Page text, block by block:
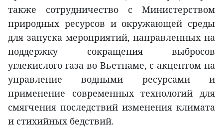
также сотрудничество с Министерством
природных ресурсов и окружающей среды
для запуска мероприятий, направленных на
поддержку сокращения выбросов
углекислого газа во Вьетнаме, с акцентом на
управление водными ресурсами и
применение современных технологий для
смягчения последствий изменения климата
и стихийных бедствий.